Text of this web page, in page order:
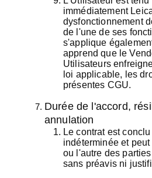
immédiatement
dysfonctionnement
de l'une de ses
s'applique
apprend que le
Utilisateurs
loi applicable, les
présentes CGU.
Durée de l'accord,
annulation
Le contrat est
indéterminée et
ou l'autre des
sans préavis ni